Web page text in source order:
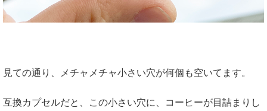
見ての通り、メチャメチャ小さい穴が何個も空いてます。
互換カプセルだと、この小さい穴に、コーヒーが目詰まりし